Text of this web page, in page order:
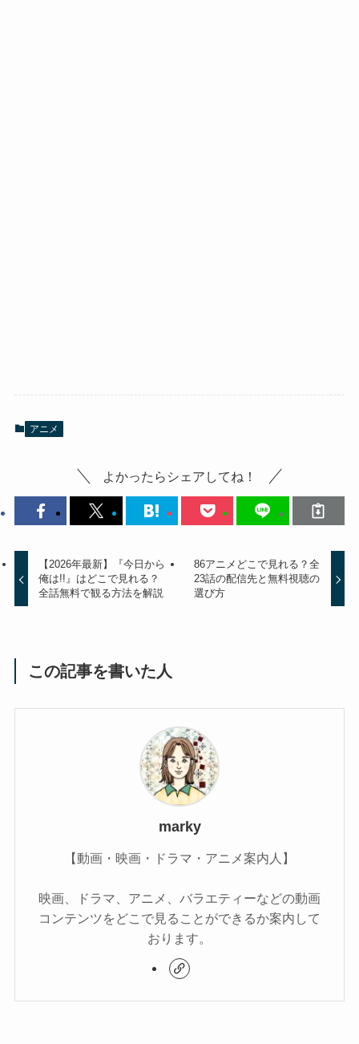
アニメ
よかったらシェアしてね！
【2026年最新】『今日から
俺は!!』はどこで見れる？
全話無料で観る方法を解説
86アニメどこで見れる？全
23話の配信先と無料視聴の
選び方
この記事を書いた人
marky
【動画・映画・ドラマ・アニメ案内人】
映画、ドラマ、アニメ、バラエティーなどの動画
コンテンツをどこで見ることができるか案内して
おります。